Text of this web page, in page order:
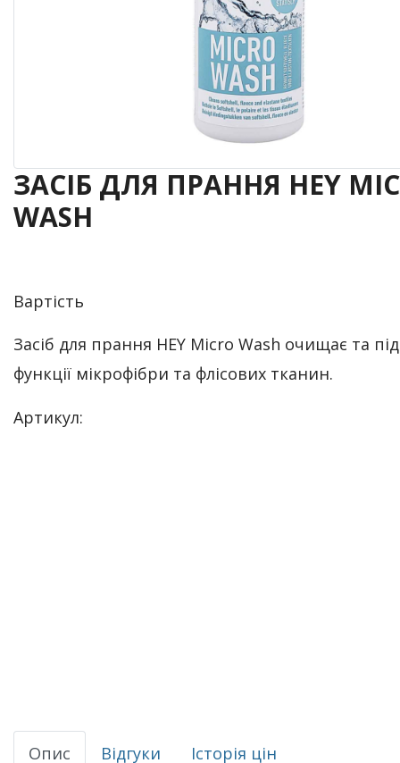
ЗАСІБ ДЛЯ ПРАННЯ HEY
WASH
Вартість
Засіб для прання HEY Micro Wash очищає та
функції мікрофібри та флісових тканин.
Артикул:
Опис Відгуки Історія цін